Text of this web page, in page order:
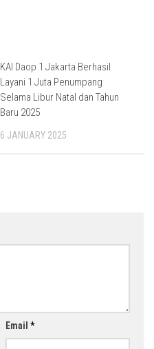
KAI Daop 1 Jakarta Berhasil
Layani 1 Juta Penumpang
Selama Libur Natal dan Tahun
Baru 2025
6 JANUARY 2025
Email *